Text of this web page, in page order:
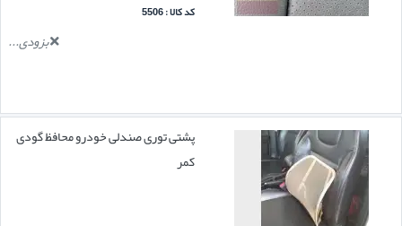
کد کالا : 5506
بزودی...
پشتی توری صندلی خودرو محافظ گودی
کمر